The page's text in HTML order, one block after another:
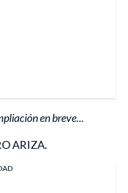
en breve...
ARIZA.